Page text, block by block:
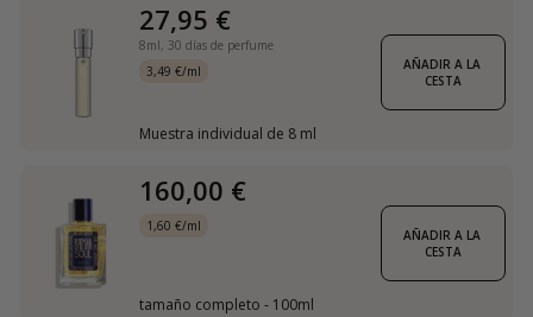
27,95 €
8ml, 30 días de perfume
3,49 €/ml
Muestra individual de 8 ml
AÑADIR A LA
CESTA
160,00 €
1,60 €/ml
tamaño completo - 100ml
AÑADIR A LA
CESTA